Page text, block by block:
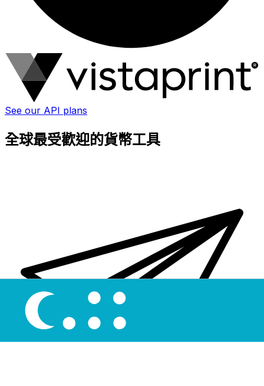
See our API plans
全球最受歡迎的貨幣工具